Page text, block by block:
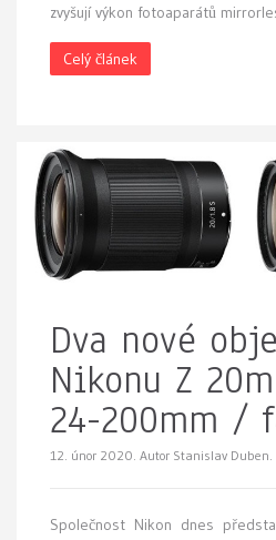
zvyšují výkon fotoaparátů
Celý článek
Dva nové
Nikonu Z
24-200mm /
12. únor 2020. Autor Stanislav Duben.
Společnost Nikon dnes